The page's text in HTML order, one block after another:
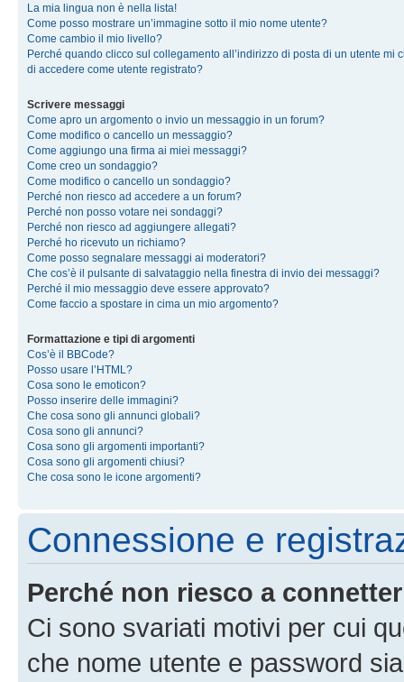
La mia lingua non è nella lista!
Come posso mostrare un’immagine sotto il mio nome utente?
Come cambio il mio livello?
Perché quando clicco sul collegamento all’indirizzo di posta di un utente mi
di accedere come utente registrato?
Scrivere messaggi
Come apro un argomento o invio un messaggio in un forum?
Come modifico o cancello un messaggio?
Come aggiungo una firma ai miei messaggi?
Come creo un sondaggio?
Come modifico o cancello un sondaggio?
Perché non riesco ad accedere a un forum?
Perché non posso votare nei sondaggi?
Perché non riesco ad aggiungere allegati?
Perché ho ricevuto un richiamo?
Come posso segnalare messaggi ai moderatori?
Che cos’è il pulsante di salvataggio nella finestra di invio dei messaggi?
Perché il mio messaggio deve essere approvato?
Come faccio a spostare in cima un mio argomento?
Formattazione e tipi di argomenti
Cos’è il BBCode?
Posso usare l’HTML?
Cosa sono le emoticon?
Posso inserire delle immagini?
Che cosa sono gli annunci globali?
Cosa sono gli annunci?
Cosa sono gli argomenti importanti?
Cosa sono gli argomenti chiusi?
Che cosa sono le icone argomenti?
Connessione e
Perché non riesco a
Ci sono svariati motivi per cui
che nome utente e password